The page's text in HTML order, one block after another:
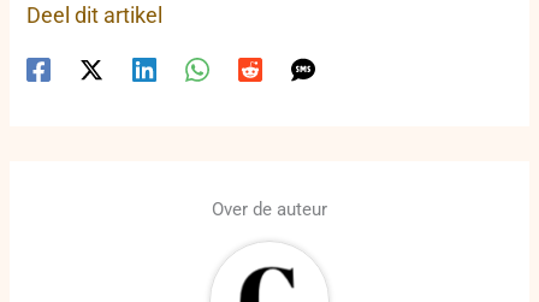
Deel dit artikel
Over de auteur